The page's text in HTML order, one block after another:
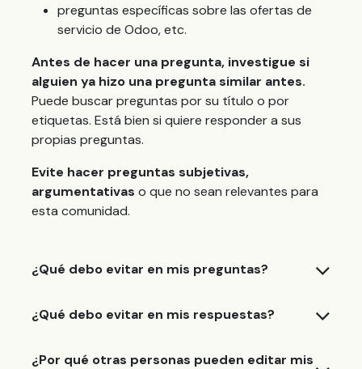
preguntas específicas sobre las ofertas de
servicio de Odoo, etc.
Antes de hacer una pregunta, investigue si
alguien ya hizo una pregunta similar antes.
Puede buscar preguntas por su título o por
etiquetas. Está bien si quiere responder a sus
propias preguntas.
Evite hacer preguntas subjetivas,
argumentativas o que no sean relevantes para
esta comunidad.
¿Qué debo evitar en mis preguntas?
¿Qué debo evitar en mis respuestas?
¿Por qué otras personas pueden editar mis